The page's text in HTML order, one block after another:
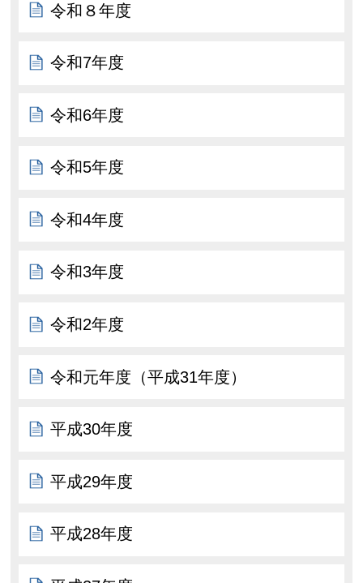
令和８年度
令和7年度
令和6年度
令和5年度
令和4年度
令和3年度
令和2年度
令和元年度（平成31年度）
平成30年度
平成29年度
平成28年度